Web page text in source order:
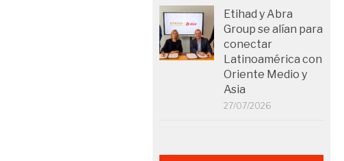
Etihad y Abra
Group se alían para
conectar
Latinoamérica con
Oriente Medio y
Asia
27/07/2026